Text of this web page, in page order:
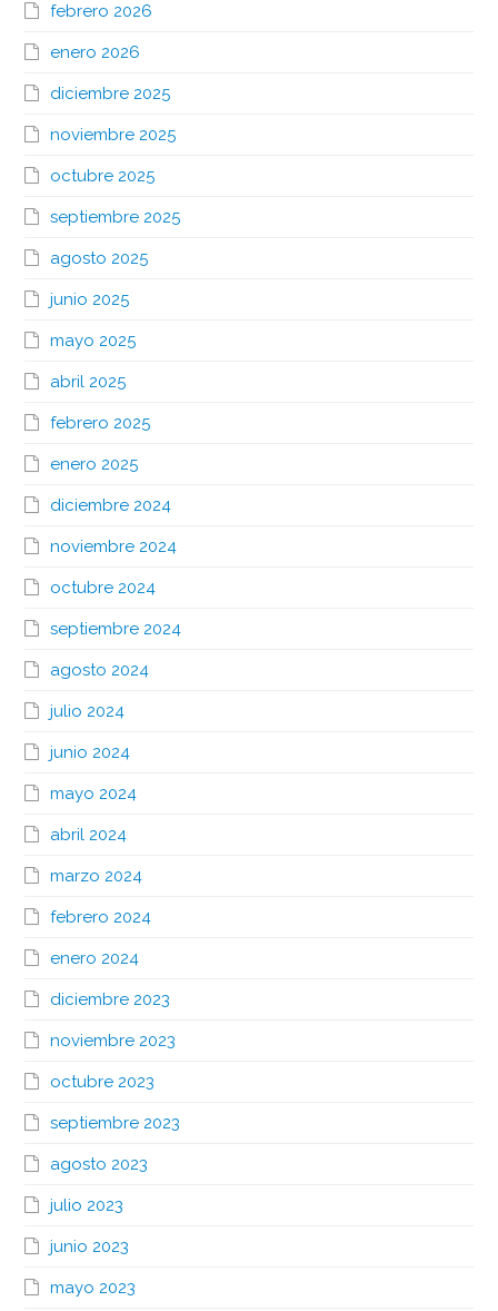
febrero 2026
enero 2026
diciembre 2025
noviembre 2025
octubre 2025
septiembre 2025
agosto 2025
junio 2025
mayo 2025
abril 2025
febrero 2025
enero 2025
diciembre 2024
noviembre 2024
octubre 2024
septiembre 2024
agosto 2024
julio 2024
junio 2024
mayo 2024
abril 2024
marzo 2024
febrero 2024
enero 2024
diciembre 2023
noviembre 2023
octubre 2023
septiembre 2023
agosto 2023
julio 2023
junio 2023
mayo 2023